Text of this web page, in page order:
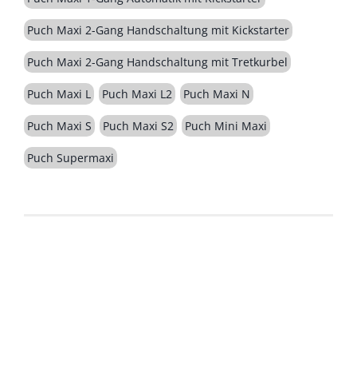
Puch Maxi 2-Gang Handschaltung mit Kickstarter
Puch Maxi 2-Gang Handschaltung mit Tretkurbel
Puch Maxi L Puch Maxi L2 Puch Maxi N
Puch Maxi S Puch Maxi S2 Puch Mini Maxi
Puch Supermaxi